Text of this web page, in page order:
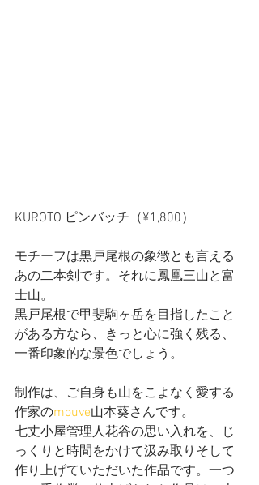
KUROTO ピンバッチ（¥1,800）
モチーフは黒戸尾根の象徴とも言える
あの二本剣です。それに鳳凰三山と富
士山。
黒戸尾根で甲斐駒ヶ岳を目指したこと
がある方なら、きっと心に強く残る、
一番印象的な景色でしょう。
制作は、ご自身も山をこよなく愛する
作家のmouve山本葵さんです。
七丈小屋管理人花谷の思い入れを、じ
っくりと時間をかけて汲み取りそして
作り上げていただいた作品です。一つ